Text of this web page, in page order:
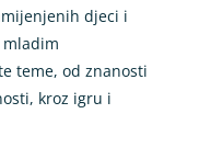
djeci i
mladim
teme, od znanosti
kroz igru i